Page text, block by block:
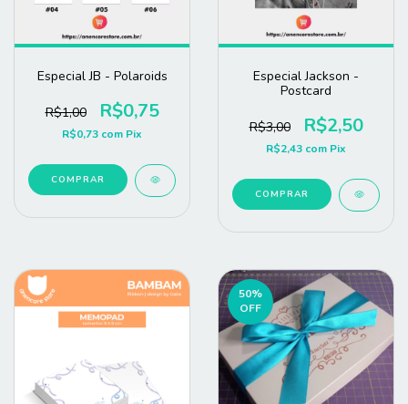
Especial JB - Polaroids
R$1,00 R$0,75
R$0,73 com Pix
COMPRAR
Especial Jackson -
Postcard
R$3,00 R$2,50
R$2,43 com Pix
COMPRAR
50%
OFF